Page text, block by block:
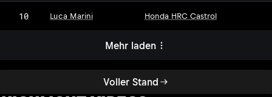
Voller Stand
10 Luca Marini Honda HRC Castrol
Mehr laden